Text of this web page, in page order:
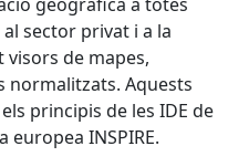
sector privat i a la
visors de mapes,
normalitzats. Aquests
principis de les IDE de
INSPIRE.